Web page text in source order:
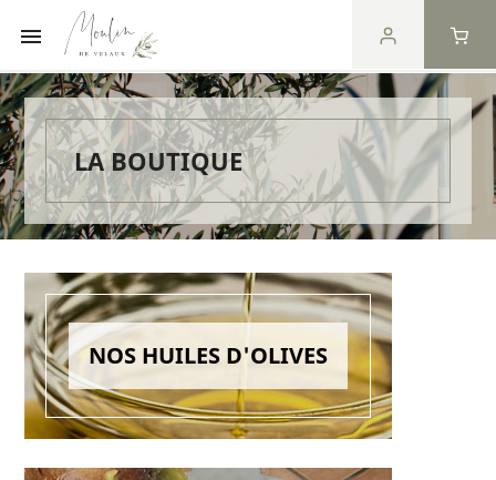

LA BOUTIQUE
NOS HUILES D'OLIVES